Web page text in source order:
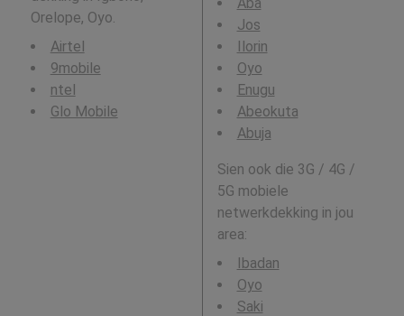
Orelope, Oyo.
Airtel
9mobile
ntel
Glo Mobile
Jos
Ilorin
Oyo
Enugu
Abeokuta
Abuja
Sien ook die 3G / 4G /
5G mobiele
netwerkdekking in jou
area:
Ibadan
Oyo
Saki